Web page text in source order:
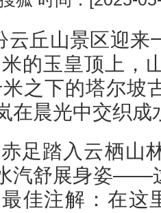
云丘山景区迎来
的玉皇顶上，
之下的塔尔坡
在晨光中交织成
足踏入云栖山
汽舒展身姿——
佳注解：在这